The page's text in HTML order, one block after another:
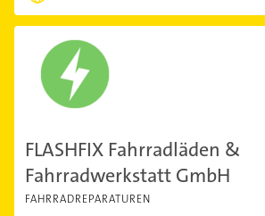
FLASHFIX Fahrradläden &
Fahrradwerkstatt GmbH
FAHRRADREPARATUREN